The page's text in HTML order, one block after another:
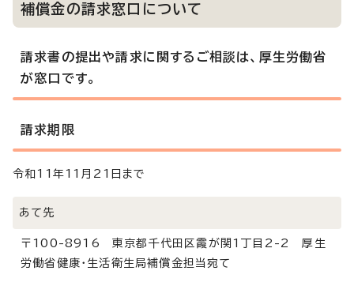
補償金の請求窓口について
請求書の提出や請求に関するご相談は、厚生労働省
が窓口です。
請求期限
令和11年11月21日まで
あて先
〒100-8916 東京都千代田区霞が関1丁目2-2 厚生
労働省健康・生活衛生局補償金担当宛て